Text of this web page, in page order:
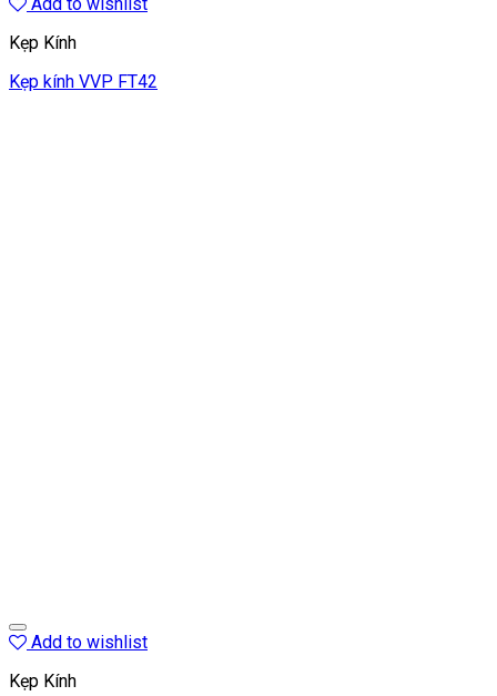
Kẹp Kính
Kẹp kính VVP FT42
Add to wishlist
Kẹp Kính